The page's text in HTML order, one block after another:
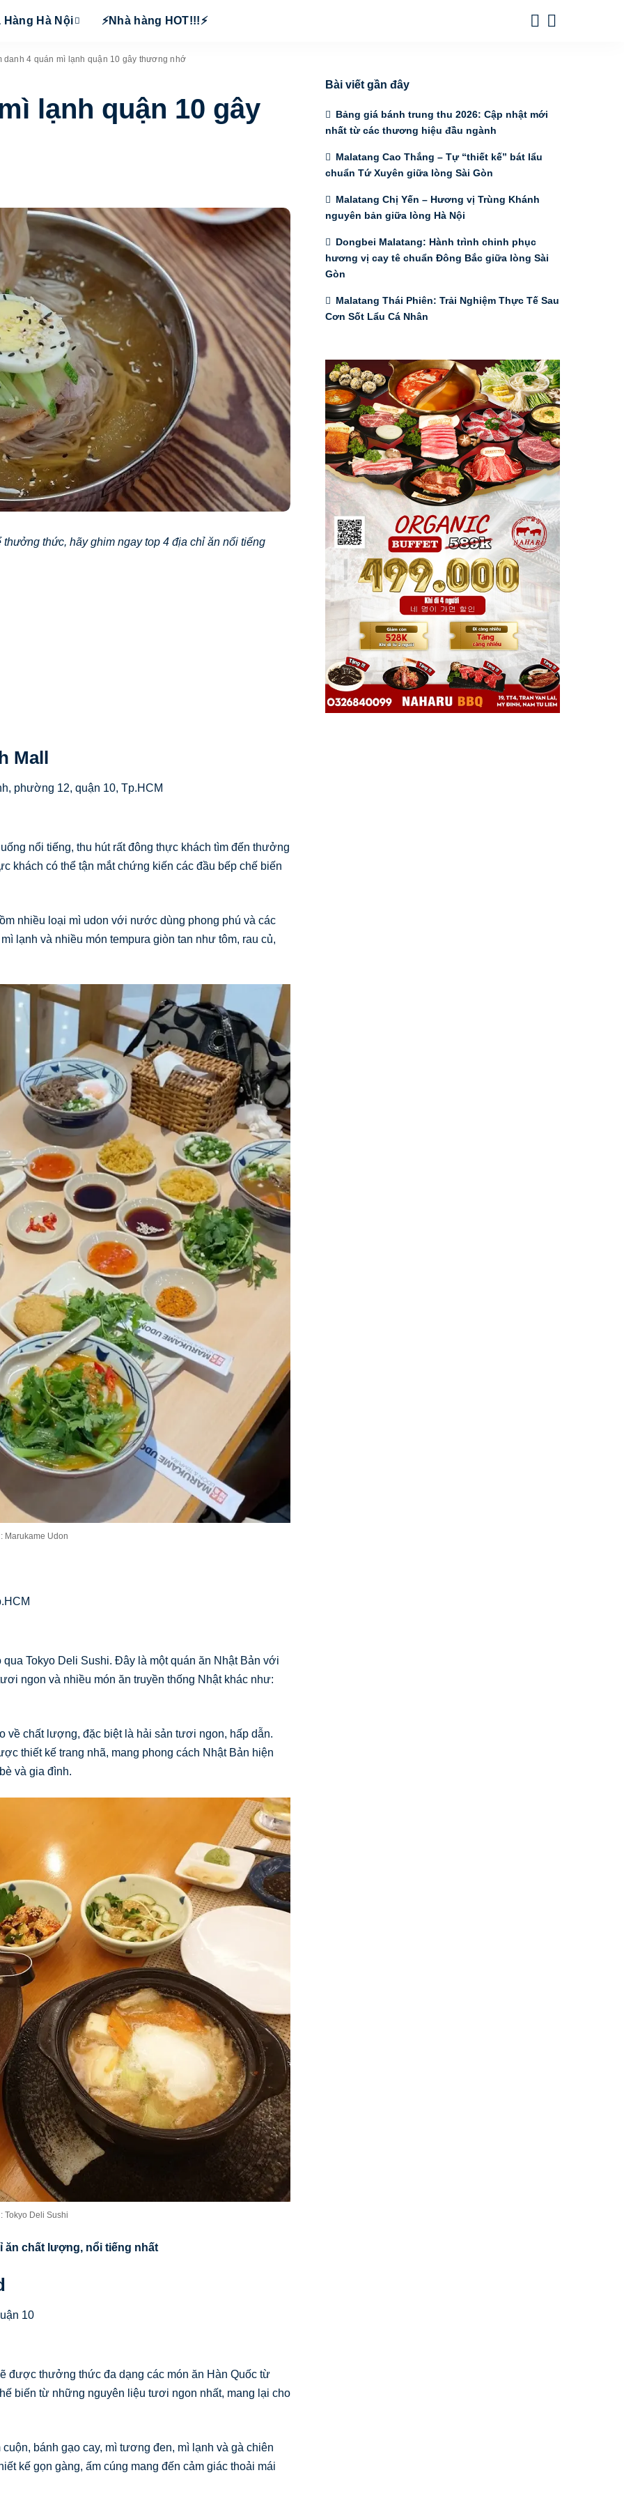
Hàng Hà Nội ⚡Nhà hàng HOT!!!⚡
danh 4 quán mì lạnh quận 10 gây thương nhớ
lạnh quận 10 gây
thức, hãy ghim ngay top 4 địa chỉ ăn nổi tiếng
Mall
phường 12, quận 10, Tp.HCM
nổi tiếng, thu hút rất đông thực khách tìm đến thưởng
khách có thể tận mắt chứng kiến các đầu bếp chế biến
nhiều loại mì udon với nước dùng phong phú và các
lạnh và nhiều món tempura giòn tan như tôm, rau củ,
Marukame Udon
Tokyo Deli Sushi. Đây là một quán ăn Nhật Bản với
ngon và nhiều món ăn truyền thống Nhật khác như:
chất lượng, đặc biệt là hải sản tươi ngon, hấp dẫn.
thiết kế trang nhã, mang phong cách Nhật Bản hiện
và gia đình.
Tokyo Deli Sushi
ăn chất lượng, nổi tiếng nhất
10
được thưởng thức đa dạng các món ăn Hàn Quốc từ
biến từ những nguyên liệu tươi ngon nhất, mang lại cho
bánh gạo cay, mì tương đen, mì lạnh và gà chiên
kế gọn gàng, ấm cúng mang đến cảm giác thoải mái
Bài viết gần đây
Bảng giá bánh trung thu 2026: Cập nhật mới
nhất từ các thương hiệu đầu ngành
Malatang Cao Thắng – Tự “thiết kế” bát lẩu
chuẩn Tứ Xuyên giữa lòng Sài Gòn
Malatang Chị Yến – Hương vị Trùng Khánh
nguyên bản giữa lòng Hà Nội
Dongbei Malatang: Hành trình chinh phục
hương vị cay tê chuẩn Đông Bắc giữa lòng Sài
Gòn
Malatang Thái Phiên: Trải Nghiệm Thực Tế Sau
Cơn Sốt Lẩu Cá Nhân